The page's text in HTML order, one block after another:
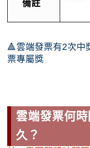
備註
🔺雲端發票有2次中
票專屬獎
雲端發票何
久？